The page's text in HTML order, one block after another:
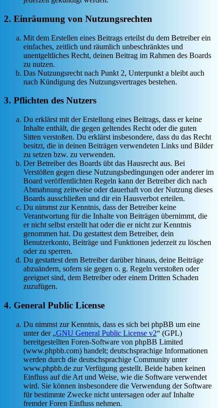
2. Einräumung von Nutzungsrechten
Mit dem Erstellen eines Beitrags erteilst du dem Betreiber ein
einfaches, zeitlich und räumlich unbeschränktes und
unentgeltliches Recht, deinen Beitrag im Rahmen des Boards
zu nutzen.
Das Nutzungsrecht nach Punkt 2, Unterpunkt a bleibt auch
nach Kündigung des Nutzungsvertrages bestehen.
3. Pflichten des Nutzers
Du erklärst mit der Erstellung eines Beitrags, dass er keine
Inhalte enthält, die gegen geltendes Recht oder die guten
Sitten verstoßen. Du erklärst insbesondere, dass du das Recht
besitzt, die in deinen Beiträgen verwendeten Links und Bilder
zu setzen bzw. zu verwenden.
Der Betreiber des Boards übt das Hausrecht aus. Bei
Verstößen gegen diese Nutzungsbedingungen oder anderer im
Board veröffentlichten Regeln kann der Betreiber dich nach
Abmahnung zeitweise oder dauerhaft von der Nutzung dieses
Boards ausschließen und dir ein Hausverbot erteilen.
Du nimmst zur Kenntnis, dass der Betreiber keine
Verantwortung für die Inhalte von Beiträgen übernimmt, die
er nicht selbst erstellt hat oder die er nicht zur Kenntnis
genommen hat. Du gestattest dem Betreiber, dein
Benutzerkonto, Beiträge und Funktionen jederzeit zu löschen
oder zu sperren.
Du gestattest dem Betreiber darüber hinaus, deine Beiträge
abzuändern, sofern sie gegen o. g. Regeln verstoßen oder
geeignet sind, dem Betreiber oder einem Dritten Schaden
zuzufügen.
4. General Public License
Du nimmst zur Kenntnis, dass es sich bei phpBB um eine
unter der „GNU General Public License v2“ (GPL)
bereitgestellten Foren-Software von phpBB Limited
(www.phpbb.com) handelt; deutschsprachige Informationen
werden durch die deutschsprachige Community unter
www.phpbb.de zur Verfügung gestellt. Beide haben keinen
Einfluss auf die Art und Weise, wie die Software verwendet
wird. Sie können insbesondere die Verwendung der Software
für bestimmte Zwecke nicht untersagen oder auf Inhalte
fremder Foren Einfluss nehmen.